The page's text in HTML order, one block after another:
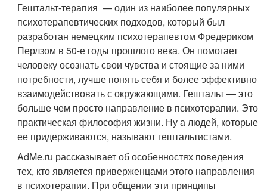
Гештальт-терапия — один из наиболее популярных
психотерапевтических подходов, который был
разработан немецким психотерапевтом Фредериком
Перлзом в 50-е годы прошлого века. Он помогает
человеку осознать свои чувства и стоящие за ними
потребности, лучше понять себя и более эффективно
взаимодействовать с окружающими. Гештальт — это
больше чем просто направление в психотерапии. Это
практическая философия жизни. Ну а людей, которые
ее придерживаются, называют гештальтистами.
AdMe.ru рассказывает об особенностях поведения
тех, кто является приверженцами этого направления
в психотерапии. При общении эти принципы